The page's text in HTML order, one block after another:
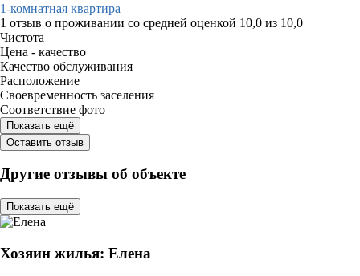
1-комнатная квартира
1 отзыв о проживании со средней оценкой 10,0 из 10,0
Чистота
Цена - качество
Качество обслуживания
Расположение
Своевременность заселения
Соответствие фото
Показать ещё
Оставить отзыв
Другие отзывы об объекте
Показать ещё
Хозяин жилья: Елена